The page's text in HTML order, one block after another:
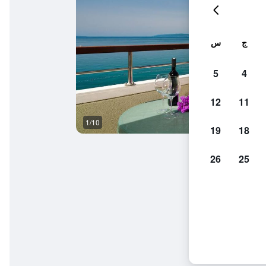
1/10
ج س
4
5
11
12
18
19
25
26